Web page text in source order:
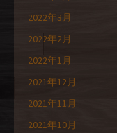
2022年3月
2022年2月
2022年1月
2021年12月
2021年11月
2021年10月